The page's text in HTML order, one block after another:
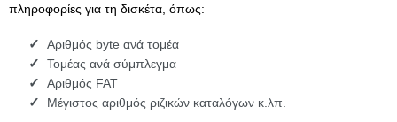
πληροφορίες για τη δισκέτα, όπως:
Αριθμός byte ανά τομέα
Τομέας ανά σύμπλεγμα
Αριθμός FAT
Μέγιστος αριθμός ριζικών καταλόγων κ.λπ.